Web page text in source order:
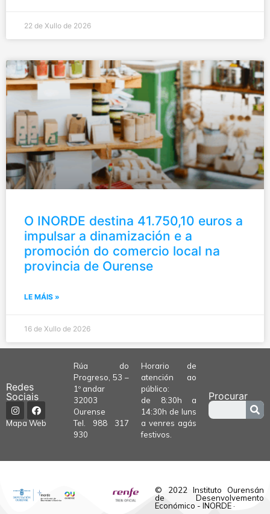
22 de Xullo de 2026
O INORDE destina 41.750,10 euros a
impulsar a dinamización e a
promoción do comercio local na
provincia de Ourense
LE MÁIS »
16 de Xullo de 2026
Redes
Sociais
Mapa Web
Rúa do
Progreso, 53 –
1º andar
32003
Ourense
Tel. 988 317
930
Horario de
atención ao
público:
de 8:30h a
14:30h de luns
a venres agás
festivos.
Procurar
© 2022 Instituto Ourensán
de Desenvolvemento
Económico - INORDE ·